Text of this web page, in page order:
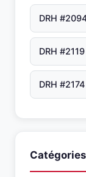
DRH
DRH #2119
DRH #2174